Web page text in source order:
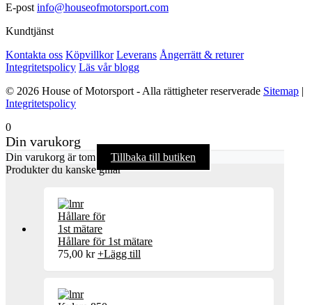
E-post info@houseofmotorsport.com
Kundtjänst
Kontakta oss Köpvillkor Leverans Ångerrätt & returer
Integritetspolicy Läs vår blogg
© 2026 House of Motorsport - Alla rättigheter reserverade Sitemap |
Integritetspolicy
0
Din varukorg
Din varukorg är tom
Tillbaka till butiken
Produkter du kanske gillar
Hållare för 1st mätare
75,00 kr +Lägg till